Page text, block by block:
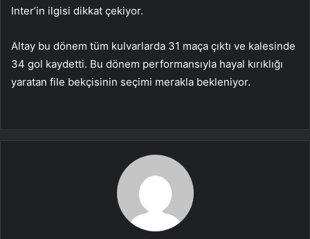
Inter’in ilgisi dikkat çekiyor.
Altay bu dönem tüm kulvarlarda 31 maça çıktı ve kalesinde
34 gol kaydetti. Bu dönem performansıyla hayal kırıklığı
yaratan file bekçisinin seçimi merakla bekleniyor.